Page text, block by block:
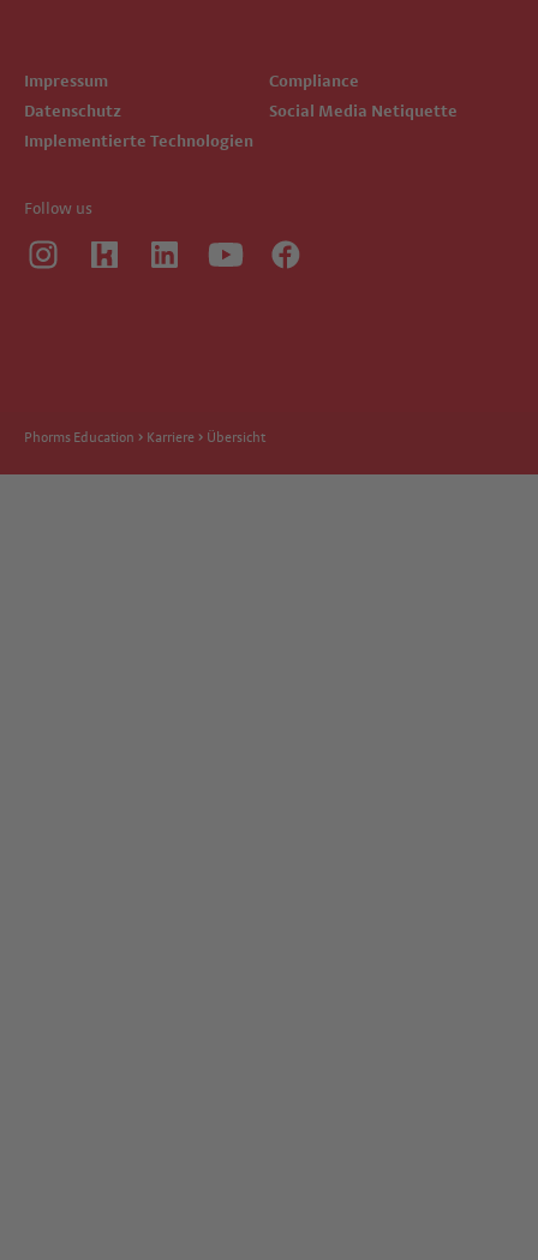
Impressum
Datenschutz
Implementierte Technologien
Compliance
Social Media Netiquette
Follow us
Phorms Education Karriere Übersicht